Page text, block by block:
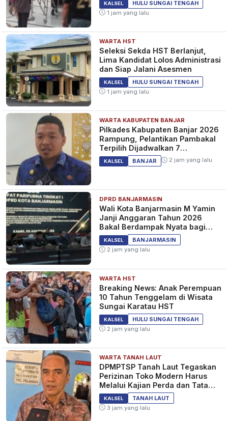
Adu Kuat Rating Drakor Big
Mouth dan Today's Webtoon
Episode 1, SBS dan MBC
Kembali Bersaing
INFOTAINMENT 4 tahun yang lalu
Link Nonton Today's Webtoon
Episode 1 Sub Indo Malam ini,
Drakor Terbaru Kim Se Jeong
Setelah A Business Proposal
INFOTAINMENT 4 tahun yang lalu
KALSEL
HULU SUNGAI TENGAH
1 jam yang lalu
WARTA HST
Seleksi Sekda HST Berlanjut,
Lima Kandidat Lolos Administrasi
dan Siap Jalani Asesmen
KALSEL
HULU SUNGAI TENGAH
1 jam yang lalu
WARTA KABUPATEN BANJAR
Pilkades Kabupaten Banjar 2026
Rampung, Pelantikan Pambakal
Terpilih Dijadwalkan 7
September 2026
KALSEL BANJAR 2 jam yang lalu
DPRD BANJARMASIN
Wali Kota Banjarmasin M Yamin
Janji Anggaran Tahun 2026
Bakal Berdampak Nyata bagi
Masyarakat&nbsp;
KALSEL
BANJARMASIN
2 jam yang lalu
WARTA HST
Breaking News: Anak Perempuan
10 Tahun Tenggelam di Wisata
Sungai Karatau HST
KALSEL
HULU SUNGAI TENGAH
2 jam yang lalu
WARTA TANAH LAUT
DPMPTSP Tanah Laut Tegaskan
Perizinan Toko Modern Harus
Melalui Kajian Perda dan Tata
Ruang
KALSEL
TANAH LAUT
3 jam yang lalu